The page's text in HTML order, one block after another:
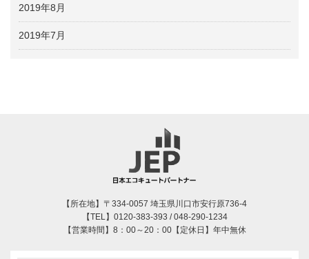
2019年8月
2019年7月
【所在地】〒334-0057 埼玉県川口市安行原736-4
【TEL】0120-383-393 / 048-290-1234
【営業時間】8：00～20：00【定休日】年中無休